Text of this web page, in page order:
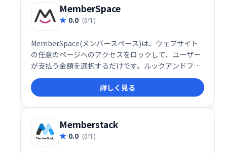
MemberSpace
0.0 (0件)
MemberSpace(メンバースペース)は、ウェブサイト
の任意のページへのアクセスをロックして、ユーザー
が支払う金額を選択するだけです。ルックアンドフィ
ールを100％制御しながら、コース、ビデオチュート
リアル、メンバーディレクトリなど、好きなもののメ
ンバーシップを作成します。
詳しく見る
Memberstack
0.0 (0件)